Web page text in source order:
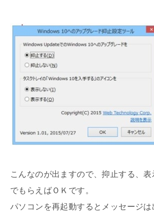
こんなのが出ますので、抑止する、
でもらえばＯＫです。
パソコンを再起動するとメッセージは